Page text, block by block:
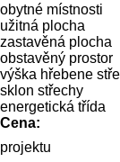
obytné místnosti
užitná plocha
zastavěná plocha
obstavěný prostor
výška hřebene
sklon střechy
energetická třída
Cena:
projektu